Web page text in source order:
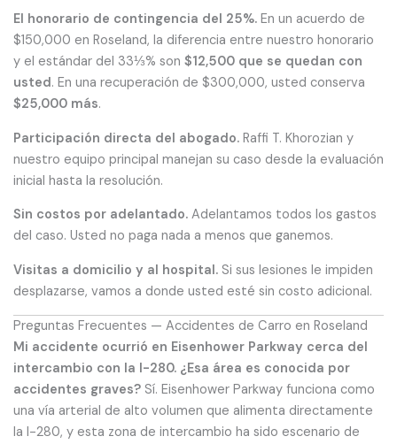
El honorario de contingencia del 25%. En un acuerdo de
$150,000 en Roseland, la diferencia entre nuestro honorario
y el estándar del 33⅓% son $12,500 que se quedan con
usted. En una recuperación de $300,000, usted conserva
$25,000 más.
Participación directa del abogado. Raffi T. Khorozian y
nuestro equipo principal manejan su caso desde la evaluación
inicial hasta la resolución.
Sin costos por adelantado. Adelantamos todos los gastos
del caso. Usted no paga nada a menos que ganemos.
Visitas a domicilio y al hospital. Si sus lesiones le impiden
desplazarse, vamos a donde usted esté sin costo adicional.
Preguntas Frecuentes — Accidentes de Carro en Roseland
Mi accidente ocurrió en Eisenhower Parkway cerca del
intercambio con la I-280. ¿Esa área es conocida por
accidentes graves? Sí. Eisenhower Parkway funciona como
una vía arterial de alto volumen que alimenta directamente
la I-280, y esta zona de intercambio ha sido escenario de